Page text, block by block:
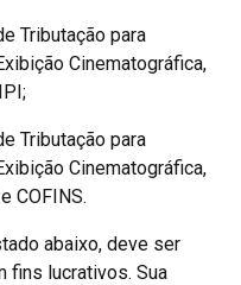
Tributação para
Cinematográfica,
Tributação para
Cinematográfica,
COFINS.
abaixo, deve ser
fins lucrativos. Sua